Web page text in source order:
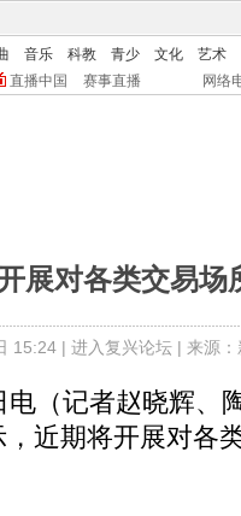
音乐 科教 青少 文化
艺术
直播中国 赛事直播 网络
展对各类交易场
15:24 | 进入复兴论坛| 来源
（记者赵晓辉、
近期将开展对各